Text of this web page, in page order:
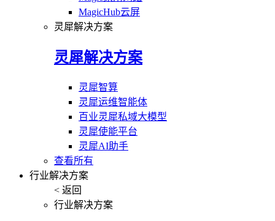
MagicHub云屏
灵犀解决方案
灵犀解决方案
灵犀智算
灵犀运维智能体
百业灵犀私域大模型
灵犀使能平台
灵犀AI助手
查看所有
行业解决方案
< 返回
行业解决方案